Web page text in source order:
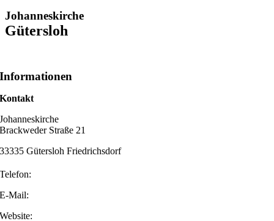
Johanneskirche
Gütersloh
Informationen
Kontakt
Johanneskirche
Brackweder Straße 21
33335 Gütersloh Friedrichsdorf
Telefon:
E-Mail:
Website: